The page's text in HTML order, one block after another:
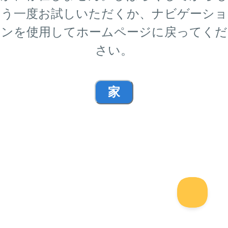
う一度お試しいただくか、ナビゲーショ
ンを使用してホームページに戻ってくだ
さい。
家